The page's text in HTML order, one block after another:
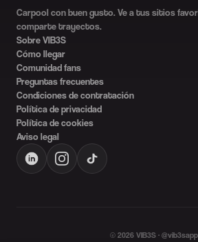
Carpool con buen gusto. Ve a tus sitios
comparte trayectos.
Sobre VIB3S
Cómo llegar
Comunidad fans
Preguntas frecuentes
Condiciones de contratación
Política de privacidad
Política de cookies
Aviso legal
© 2026 VIB3S · @vib3sapp